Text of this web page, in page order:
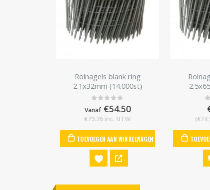
Rolnagels blank ring
2.1x32mm (14.000st)
out of 5
Vanaf €54.50
€79.26 inc. BTW
TOEVOEGEN AAN WINKELWAGEN
0
(€